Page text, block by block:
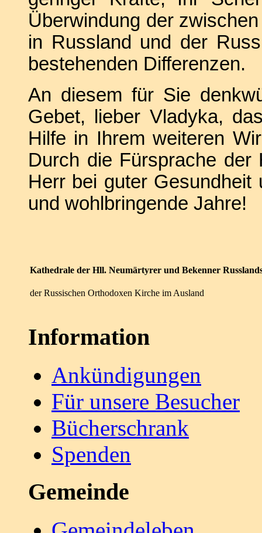
Überwindung der
in Russland und der
bestehenden Differenzen.
An diesem für Sie
Gebet, lieber Vladyka,
Hilfe in Ihrem weiteren
Durch die Fürsprache der
Herr bei guter Gesundheit
und wohlbringende Jahre!
Kathedrale der Hll. Neumärtyrer und Bekenner
der Russischen Orthodoxen Kirche im Ausland
Information
Ankündigungen
Für unsere Besucher
Bücherschrank
Spenden
Gemeinde